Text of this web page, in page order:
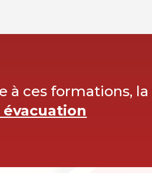
à ces formations, la